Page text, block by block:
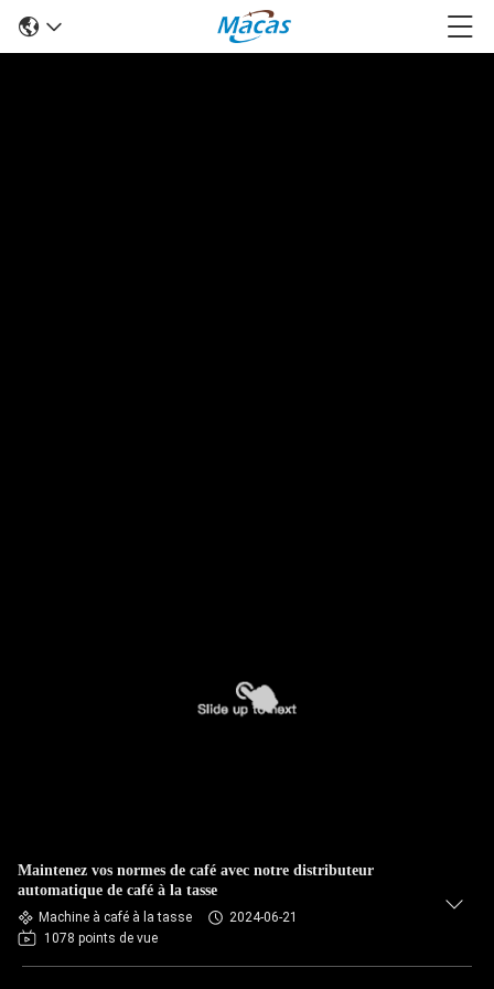
Maintenez vos normes de café avec notre distributeur
automatique de café à la tasse
Machine à café à la tasse
2024-06-21
1078 points de vue